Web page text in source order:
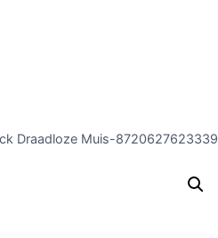
Draadloze Muis-8720627623339